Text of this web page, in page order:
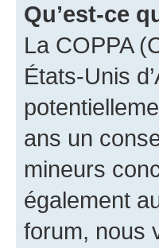
Qu’est-ce
La COPPA
États-Unis
ans un
mineurs
également
forum, nous